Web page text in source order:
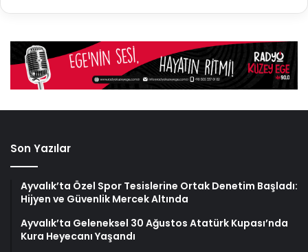
Son Yazılar
Ayvalık’ta Özel Spor Tesislerine Ortak Denetim Başladı:
Hijyen ve Güvenlik Mercek Altında
Ayvalık’ta Geleneksel 30 Ağustos Atatürk Kupası’nda
Kura Heyecanı Yaşandı